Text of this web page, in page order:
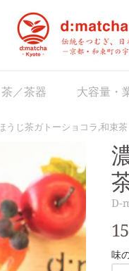
Japan
茶／茶器 大容量・
うじ茶ガトーショコラ,和束茶
D-
味